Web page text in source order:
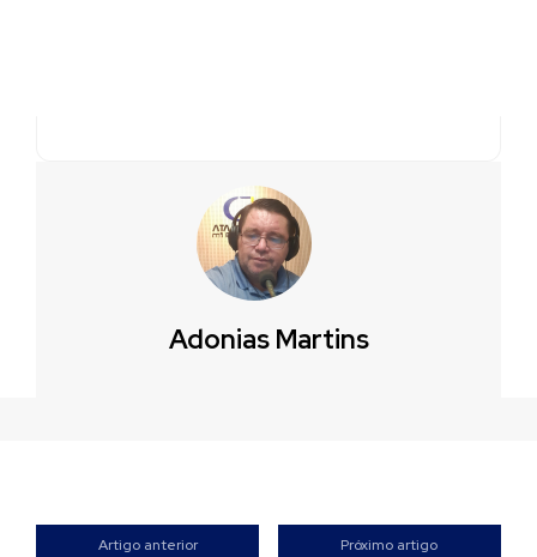
Adonias Martins
Artigo anterior Próximo artigo